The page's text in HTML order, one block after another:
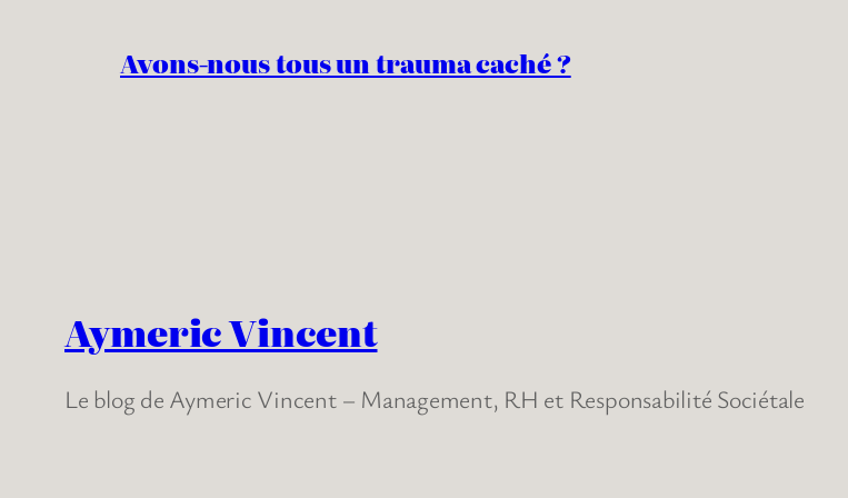
Avons-nous tous un trauma caché ?
Aymeric Vincent
Le blog de Aymeric Vincent – Management, RH et Responsabilité Sociétale